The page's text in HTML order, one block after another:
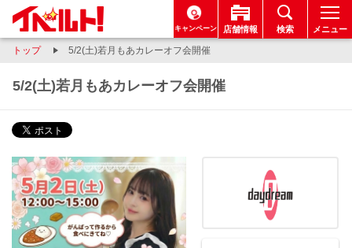
キャンペーン 店舗情報 検索 メニュー
トップ 5/2(土)若月もあカレーオフ会開催
5/2(土)若月もあカレーオフ会開催